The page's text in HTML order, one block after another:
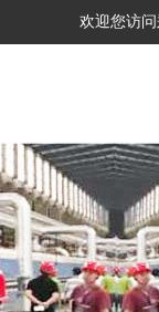
欢迎您访